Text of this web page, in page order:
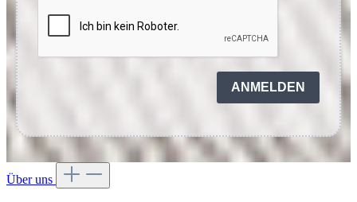
ANMELDEN
Über uns